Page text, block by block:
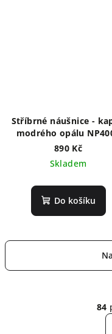
Stříbrné náušnice -
modrého opálu
890 Kč
Skladem
Do košíku
84